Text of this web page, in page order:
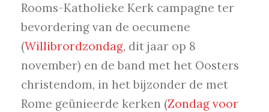
Rooms-Katholieke Kerk campagne ter
bevordering van de oecumene
(Willibrordzondag, dit jaar op 8
november) en de band met het Oosters
christendom, in het bijzonder de met
Rome geünieerde kerken (Zondag voor